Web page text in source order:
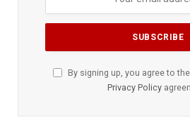
By signing up, you agree to
Privacy Policy